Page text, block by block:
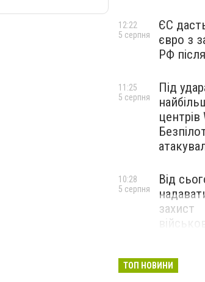
ЄС
євро з
РФ
12:22
5 серпня
Під
11:25
5 серпня
Від
захист
10:28
5 серпня
ТОП НОВИНИ